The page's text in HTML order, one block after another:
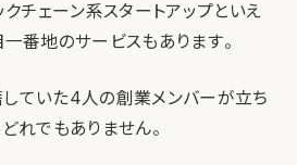
クチェーン系スタートアップといえ
番地のサービスもあります。
していた4人の創業メンバーが立ち
れでもありません。